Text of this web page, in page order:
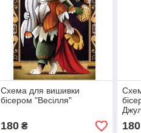
Схема для вишивки
бісером "Весілля"
180₴ 180